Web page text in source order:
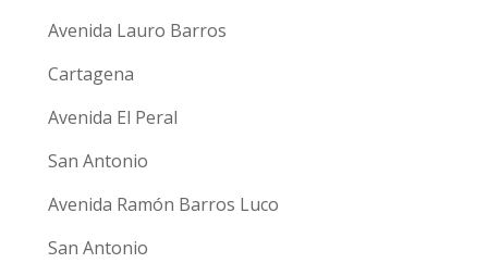
Avenida Lauro Barros
Cartagena
Avenida El Peral
San Antonio
Avenida Ramón Barros Luco
San Antonio